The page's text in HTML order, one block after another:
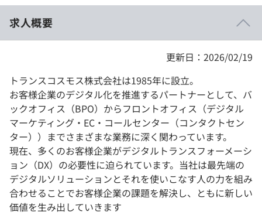
契約内容・クーポン
求人概要
更新日：2026/02/19
トランスコスモス株式会社は1985年に設立。
お客様企業のデジタル化を推進するパートナーとして、バ
ックオフィス（BPO）からフロントオフィス（デジタル
マーケティング・EC・コールセンター（コンタクトセン
ター））までさまざまな業務に深く関わっています。
現在、多くのお客様企業がデジタルトランスフォーメーシ
ョン（DX）の必要性に迫られています。当社は最先端の
デジタルソリューションとそれを使いこなす人の力を組み
合わせることでお客様企業の課題を解決し、ともに新しい
価値を生み出していきます